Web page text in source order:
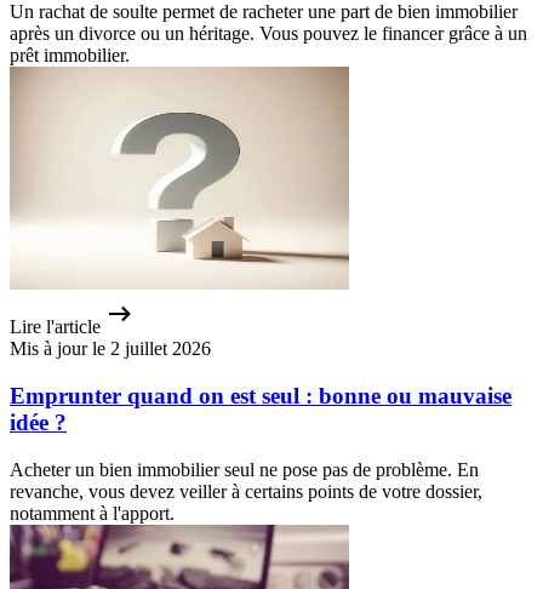
Un rachat de soulte permet de racheter une part de bien immobilier
après un divorce ou un héritage. Vous pouvez le financer grâce à un
prêt immobilier.
Lire l'article
Mis à jour le 2 juillet 2026
Emprunter quand on est seul : bonne ou mauvaise
idée ?
Acheter un bien immobilier seul ne pose pas de problème. En
revanche, vous devez veiller à certains points de votre dossier,
notamment à l'apport.